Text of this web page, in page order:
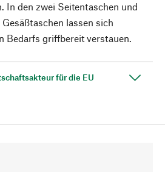
In den zwei Seitentaschen und
lassen sich
Bedarfs griffbereit verstauen.
für die EU